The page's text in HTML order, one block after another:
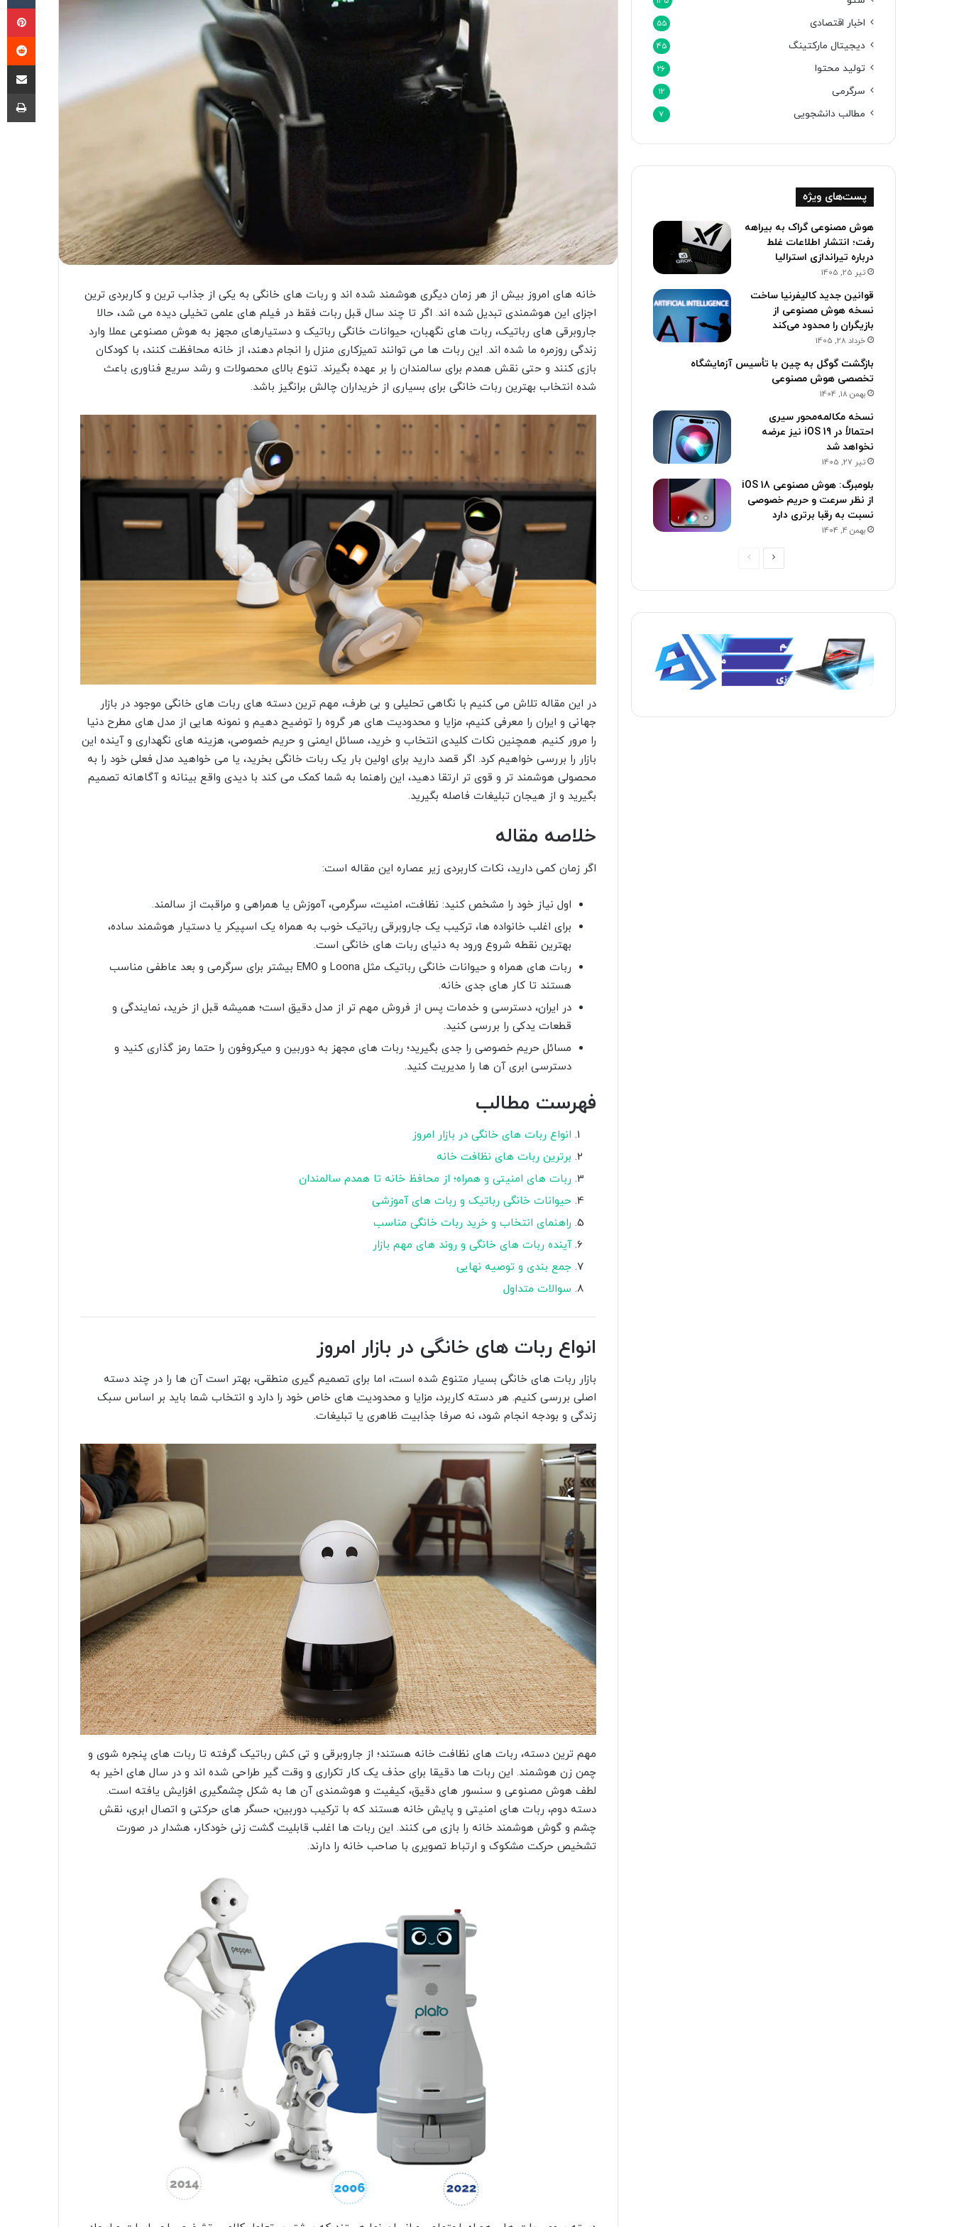
خانه های امروز بیش از هر زمان دیگری هوشمند شده اند و ربات های خانگی به یکی از جذاب ترین و کاربردی ترین
اجزای این هوشمندی تبدیل شده اند. اگر تا چند سال قبل ربات فقط در فیلم های علمی تخیلی دیده می شد، حالا
جاروبرقی های رباتیک، ربات های نگهبان، حیوانات خانگی رباتیک و دستیارهای مجهز به هوش مصنوعی عملا وارد
زندگی روزمره ما شده اند. این ربات ها می توانند تمیزکاری منزل را انجام دهند، از خانه محافظت کنند، با کودکان
بازی کنند و حتی نقش همدم برای سالمندان را بر عهده بگیرند. تنوع بالای محصولات و رشد سریع فناوری باعث
شده انتخاب بهترین ربات خانگی برای بسیاری از خریداران چالش برانگیز باشد.
در این مقاله تلاش می کنیم با نگاهی تحلیلی و بی طرف، مهم ترین دسته های ربات های خانگی موجود در بازار
جهانی و ایران را معرفی کنیم، مزایا و محدودیت های هر گروه را توضیح دهیم و نمونه هایی از مدل های مطرح دنیا
را مرور کنیم. همچنین نکات کلیدی انتخاب و خرید، مسائل ایمنی و حریم خصوصی، هزینه های نگهداری و آینده این
بازار را بررسی خواهیم کرد. اگر قصد دارید برای اولین بار یک ربات خانگی بخرید، یا می خواهید مدل فعلی خود را به
محصولی هوشمند تر و قوی تر ارتقا دهید، این راهنما به شما کمک می کند با دیدی واقع بینانه و آگاهانه تصمیم
بگیرید و از هیجان تبلیغات فاصله بگیرید.
خلاصه مقاله
اگر زمان کمی دارید، نکات کاربردی زیر عصاره این مقاله است:
اول نیاز خود را مشخص کنید: نظافت، امنیت، سرگرمی، آموزش یا همراهی و مراقبت از سالمند.
برای اغلب خانواده ها، ترکیب یک جاروبرقی رباتیک خوب به همراه یک اسپیکر یا دستیار هوشمند ساده،
بهترین نقطه شروع ورود به دنیای ربات های خانگی است.
ربات های همراه و حیوانات خانگی رباتیک مثل Loona و EMO بیشتر برای سرگرمی و بعد عاطفی مناسب
هستند تا کار های جدی خانه.
در ایران، دسترسی و خدمات پس از فروش مهم تر از مدل دقیق است؛ همیشه قبل از خرید، نمایندگی و
قطعات یدکی را بررسی کنید.
مسائل حریم خصوصی را جدی بگیرید؛ ربات های مجهز به دوربین و میکروفون را حتما رمز گذاری کنید و
دسترسی ابری آن ها را مدیریت کنید.
فهرست مطالب
انواع ربات های خانگی در بازار امروز
برترین ربات های نظافت خانه
ربات های امنیتی و همراه؛ از محافظ خانه تا همدم سالمندان
حیوانات خانگی رباتیک و ربات های آموزشی
راهنمای انتخاب و خرید ربات خانگی مناسب
آینده ربات های خانگی و روند های مهم بازار
جمع بندی و توصیه نهایی
سوالات متداول
انواع ربات های خانگی در بازار امروز
بازار ربات های خانگی بسیار متنوع شده است، اما برای تصمیم گیری منطقی، بهتر است آن ها را در چند دسته
اصلی بررسی کنیم. هر دسته کاربرد، مزایا و محدودیت های خاص خود را دارد و انتخاب شما باید بر اساس سبک
زندگی و بودجه انجام شود، نه صرفا جذابیت ظاهری یا تبلیغات.
مهم ترین دسته، ربات های نظافت خانه هستند؛ از جاروبرقی و تی کش رباتیک گرفته تا ربات های پنجره شوی و
چمن زن هوشمند. این ربات ها دقیقا برای حذف یک کار تکراری و وقت گیر طراحی شده اند و در سال های اخیر به
لطف هوش مصنوعی و سنسور های دقیق، کیفیت و هوشمندی آن ها به شکل چشمگیری افزایش یافته است.
دسته دوم، ربات های امنیتی و پایش خانه هستند که با ترکیب دوربین، حسگر های حرکتی و اتصال ابری، نقش
چشم و گوش هوشمند خانه را بازی می کنند. این ربات ها اغلب قابلیت گشت زنی خودکار، هشدار در صورت
تشخیص حرکت مشکوک و ارتباط تصویری با صاحب خانه را دارند.
اخبار اقتصادی 55
دیجیتال مارکتینگ 45
تولید محتوا 26
سرگرمی 12
مطالب دانشجویی 7
پست‌های ویژه
هوش مصنوعی گراک به بیراهه
رفت؛ انتشار اطلاعات غلط
درباره تیراندازی استرالیا
تیر 25, 1405
قوانین جدید کالیفرنیا ساخت
نسخه هوش مصنوعی از
بازیگران را محدود می‌کند
خرداد 28, 1405
بازگشت گوگل به چین با تأسیس آزمایشگاه
تخصصی هوش مصنوعی
بهمن 18, 1404
نسخه مکالمه‌محور سیری
احتمالاً در iOS 19 نیز عرضه
نخواهد شد
تیر 27, 1405
بلومبرگ: هوش مصنوعی iOS 18
از نظر سرعت و حریم خصوصی
نسبت به رقبا برتری دارد
بهمن 4, 1404
صفحه
صفحه
اشتراک